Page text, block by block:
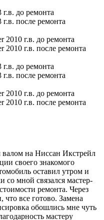
на Ниссан Икстрейл
своего знакомого
оставил утром и
со мной связался мастер-
ремонта. Через
что все готово. Замена
обошлись мне чуть
мастеру